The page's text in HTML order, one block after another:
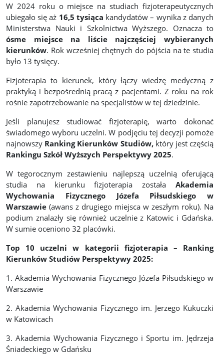
W 2024 roku o miejsce na studiach fizjoterapeutycznych
ubiegało się aż 16,5 tysiąca kandydatów – wynika z danych
Ministerstwa Nauki i Szkolnictwa Wyższego. Oznacza to
ósme miejsce na liście najczęściej wybieranych
kierunków. Rok wcześniej chętnych do pójścia na te studia
było 13 tysięcy.
Fizjoterapia to kierunek, który łączy wiedzę medyczną z
praktyką i bezpośrednią pracą z pacjentami. Z roku na rok
rośnie zapotrzebowanie na specjalistów w tej dziedzinie.
Jeśli planujesz studiować fizjoterapię, warto dokonać
świadomego wyboru uczelni. W podjęciu tej decyzji pomoże
najnowszy Ranking Kierunków Studiów, który jest częścią
Rankingu Szkół Wyższych Perspektywy 2025.
W tegorocznym zestawieniu najlepszą uczelnią oferującą
studia na kierunku fizjoterapia została Akademia
Wychowania Fizycznego Józefa Piłsudskiego w
Warszawie (awans z drugiego miejsca w zeszłym roku). Na
podium znalazły się również uczelnie z Katowic i Gdańska.
W sumie oceniono 32 placówki.
Top 10 uczelni w kategorii fizjoterapia – Ranking
Kierunków Studiów Perspektywy 2025:
1. Akademia Wychowania Fizycznego Józefa Piłsudskiego w
Warszawie
2. Akademia Wychowania Fizycznego im. Jerzego Kukuczki
w Katowicach
3. Akademia Wychowania Fizycznego i Sportu im. Jędrzeja
Śniadeckiego w Gdańsku